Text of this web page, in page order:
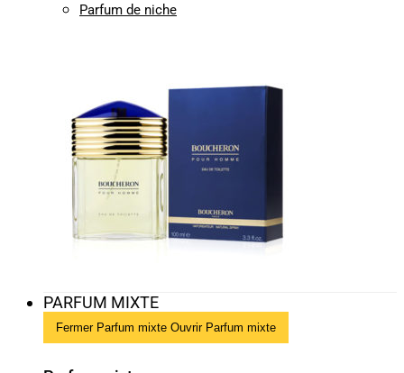
Parfum de niche
PARFUM MIXTE
Fermer Parfum mixte Ouvrir Parfum mixte